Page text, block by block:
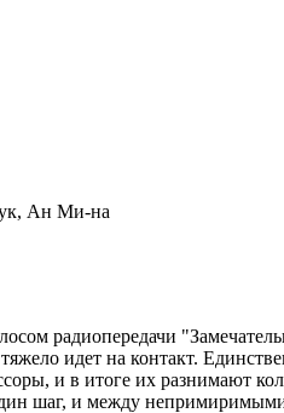
Ан Ми-на
радиопередачи
идет на контакт.
и в итоге их разнимают
шаг, и между